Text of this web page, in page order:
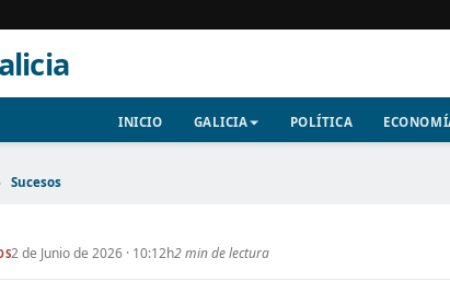
INICIO GALICIA POLÍTICA
› Sucesos
2 de Junio de 2026 · 10:12h2 min de lectura